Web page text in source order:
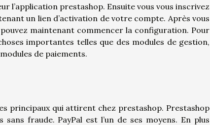
l’application prestashop. Ensuite vous vous inscrivez
un lien d’activation de votre compte. Après vous
maintenant commencer la configuration. Pour
importantes telles que des modules de gestion,
de paiements.
principaux qui attirent chez prestashop. Prestashop
fraude. PayPal est l’un de ses moyens. En plus